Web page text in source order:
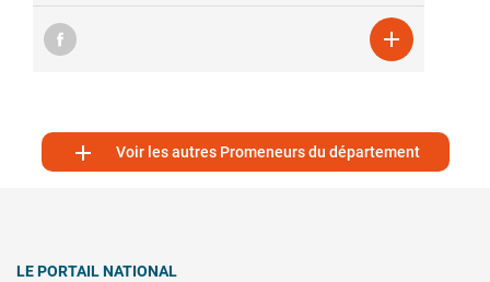

 Voir les autres Promeneurs du département
LE PORTAIL NATIONAL